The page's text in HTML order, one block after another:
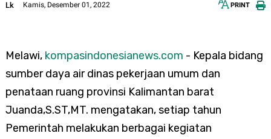
Lk Kamis, Desember 01, 2022 PRINT
Melawi, kompasindonesianews.com - Kepala bidang
sumber daya air dinas pekerjaan umum dan
penataan ruang provinsi Kalimantan barat
Juanda,S.ST,MT. mengatakan, setiap tahun
Pemerintah melakukan berbagai kegiatan